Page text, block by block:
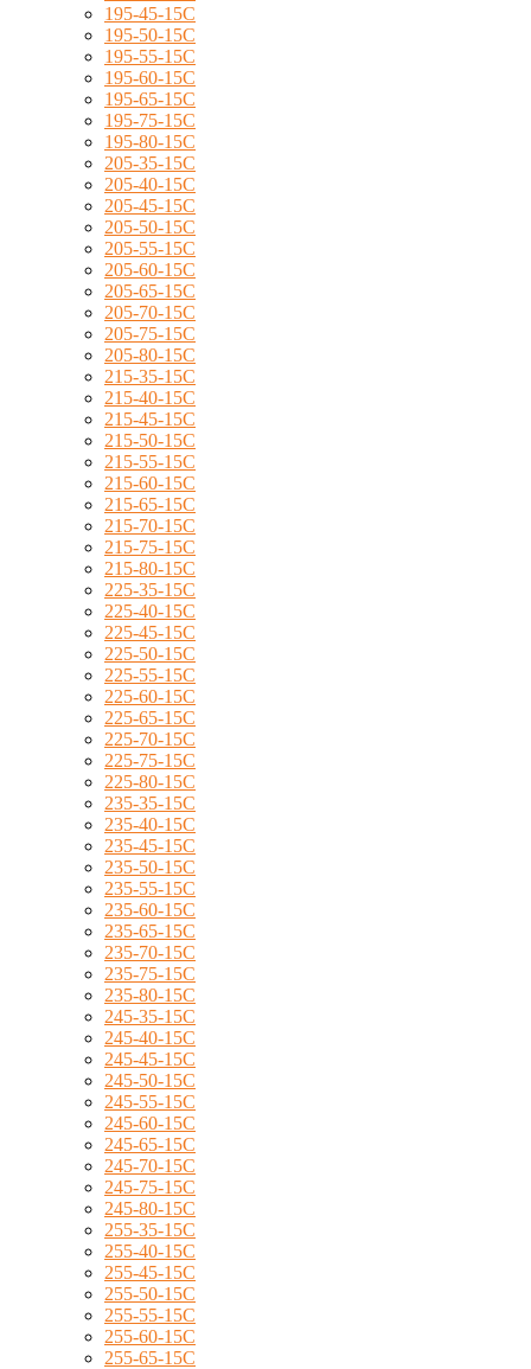
195-45-15C
195-50-15C
195-55-15C
195-60-15C
195-65-15C
195-75-15C
195-80-15C
205-35-15C
205-40-15C
205-45-15C
205-50-15C
205-55-15C
205-60-15C
205-65-15C
205-70-15C
205-75-15C
205-80-15C
215-35-15C
215-40-15C
215-45-15C
215-50-15C
215-55-15C
215-60-15C
215-65-15C
215-70-15C
215-75-15C
215-80-15C
225-35-15C
225-40-15C
225-45-15C
225-50-15C
225-55-15C
225-60-15C
225-65-15C
225-70-15C
225-75-15C
225-80-15C
235-35-15C
235-40-15C
235-45-15C
235-50-15C
235-55-15C
235-60-15C
235-65-15C
235-70-15C
235-75-15C
235-80-15C
245-35-15C
245-40-15C
245-45-15C
245-50-15C
245-55-15C
245-60-15C
245-65-15C
245-70-15C
245-75-15C
245-80-15C
255-35-15C
255-40-15C
255-45-15C
255-50-15C
255-55-15C
255-60-15C
255-65-15C